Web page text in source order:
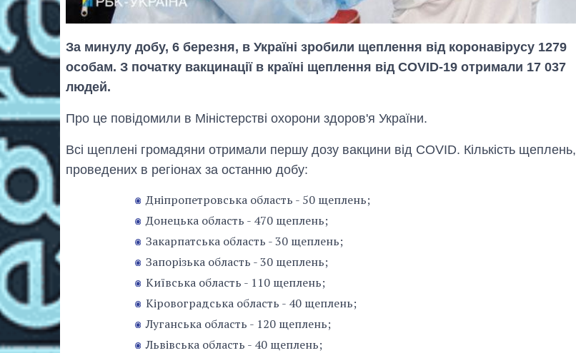
За минулу добу, 6 березня, в Україні зробили щеплення від коронавірусу 1279
особам. З початку вакцинації в країні щеплення від COVID-19 отримали 17 037
людей.
Про це повідомили в Міністерстві охорони здоров'я України.
Всі щеплені громадяни отримали першу дозу вакцини від COVID. Кількість щеплень,
проведених в регіонах за останню добу:
Дніпропетровська область - 50 щеплень;
Донецька область - 470 щеплень;
Закарпатська область - 30 щеплень;
Запорізька область - 30 щеплень;
Київська область - 110 щеплень;
Кіровоградська область - 40 щеплень;
Луганська область - 120 щеплень;
Львівська область - 40 щеплень;